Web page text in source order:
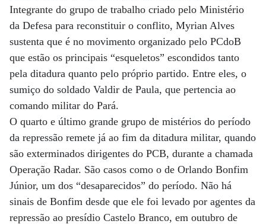
Integrante do grupo de trabalho criado pelo Ministério
da Defesa para reconstituir o conflito, Myrian Alves
sustenta que é no movimento organizado pelo PCdoB
que estão os principais “esqueletos” escondidos tanto
pela ditadura quanto pelo próprio partido. Entre eles, o
sumiço do soldado Valdir de Paula, que pertencia ao
comando militar do Pará.
O quarto e último grande grupo de mistérios do período
da repressão remete já ao fim da ditadura militar, quando
são exterminados dirigentes do PCB, durante a chamada
Operação Radar. São casos como o de Orlando Bonfim
Júnior, um dos “desaparecidos” do perío­do. Não há
sinais de Bonfim desde que ele foi levado por agentes da
repressão ao presídio Castelo Branco, em outubro de